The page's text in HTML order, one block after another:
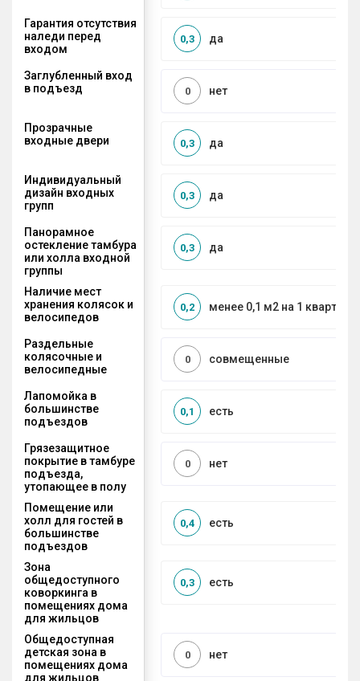
Гарантия отсутствия
наледи перед
входом
да
0,3
Заглубленный вход
в подъезд
нет
0
Прозрачные
входные двери
да
0,3
Индивидуальный
дизайн входных
групп
да
0,3
Панорамное
остекление тамбура
или холла входной
группы
да
0,3
Наличие мест
хранения колясок и
велосипедов
менее 0,1 м2 на 1 квартиру
0,2
Раздельные
колясочные и
велосипедные
совмещенные
0
Лапомойка в
большинстве
подъездов
есть
0,1
Грязезащитное
покрытие в тамбуре
подъезда,
утопающее в полу
нет
0
Помещение или
холл для гостей в
большинстве
подъездов
есть
0,4
Зона
общедоступного
коворкинга в
помещениях дома
для жильцов
есть
0,3
Общедоступная
детская зона в
помещениях дома
для жильцов
нет
0